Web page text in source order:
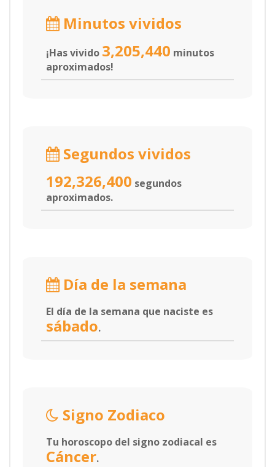
Minutos vividos
¡Has vivido 3,205,440 minutos
aproximados!
Segundos vividos
192,326,400 segundos
aproximados.
Día de la semana
El día de la semana que naciste es
sábado.
Signo Zodiaco
Tu horoscopo del signo zodiacal es
Cáncer.